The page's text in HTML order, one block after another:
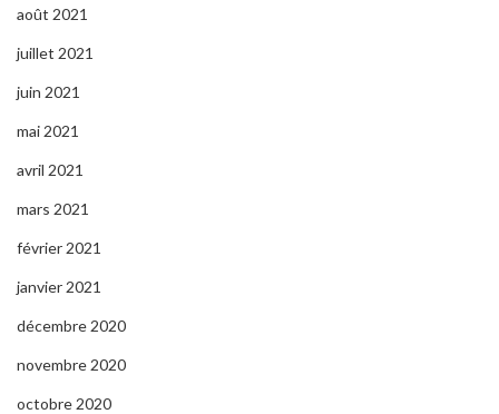
août 2021
juillet 2021
juin 2021
mai 2021
avril 2021
mars 2021
février 2021
janvier 2021
décembre 2020
novembre 2020
octobre 2020